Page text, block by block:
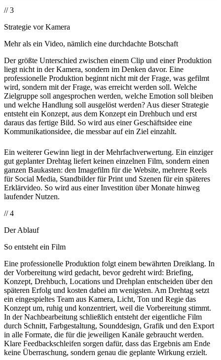
// 3
Strategie vor Kamera
Mehr als ein Video, nämlich eine durchdachte Botschaft
Der größte Unterschied zwischen einem Clip und einer Produktion
liegt nicht in der Kamera, sondern im Denken davor. Eine
professionelle Produktion beginnt nicht mit der Frage, was gefilmt
wird, sondern mit der Frage, was erreicht werden soll. Welche
Zielgruppe soll angesprochen werden, welche Emotion soll bleiben
und welche Handlung soll ausgelöst werden? Aus dieser Strategie
entsteht ein Konzept, aus dem Konzept ein Drehbuch und erst
daraus das fertige Bild. So wird aus einer Geschäftsidee eine
Kommunikationsidee, die messbar auf ein Ziel einzahlt.
Ein weiterer Gewinn liegt in der Mehrfachverwertung. Ein einziger
gut geplanter Drehtag liefert keinen einzelnen Film, sondern einen
ganzen Baukasten: den Imagefilm für die Website, mehrere Reels
für Social Media, Standbilder für Print und Szenen für ein späteres
Erklärvideo. So wird aus einer Investition über Monate hinweg
laufender Nutzen.
// 4
Der Ablauf
So entsteht ein Film
Eine professionelle Produktion folgt einem bewährten Dreiklang. In
der Vorbereitung wird gedacht, bevor gedreht wird: Briefing,
Konzept, Drehbuch, Locations und Drehplan entscheiden über den
späteren Erfolg und kosten dabei am wenigsten. Am Drehtag setzt
ein eingespieltes Team aus Kamera, Licht, Ton und Regie das
Konzept um, ruhig und konzentriert, weil die Vorbereitung stimmt.
In der Nachbearbeitung schließlich entsteht der eigentliche Film
durch Schnitt, Farbgestaltung, Sounddesign, Grafik und den Export
in alle Formate, die für die jeweiligen Kanäle gebraucht werden.
Klare Feedbackschleifen sorgen dafür, dass das Ergebnis am Ende
keine Überraschung, sondern genau die geplante Wirkung erzielt.